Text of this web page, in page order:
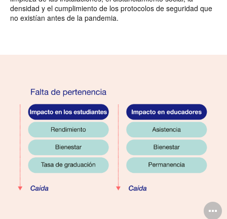
densidad y el cumplimiento de los protocolos de seguridad que
no existían antes de la pandemia.